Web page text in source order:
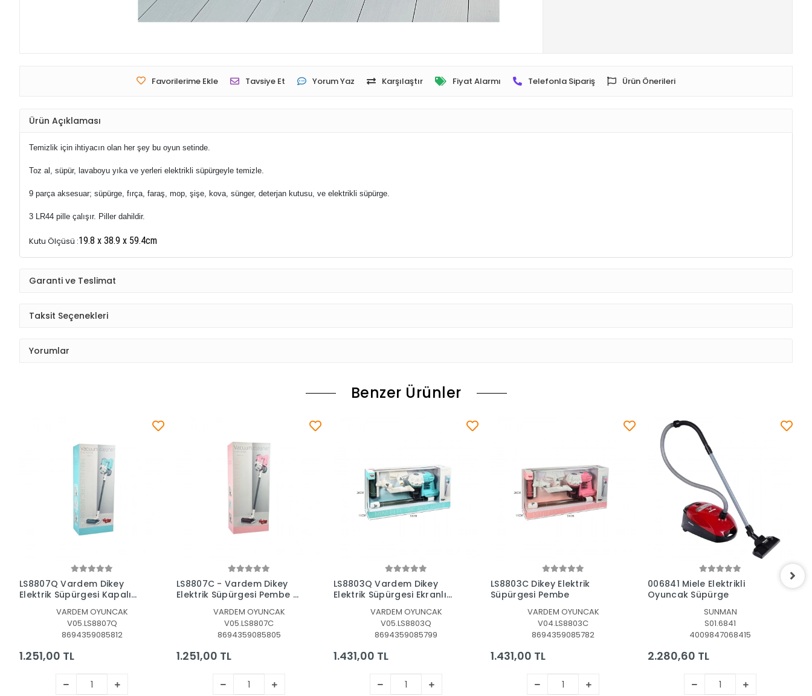
Favorilerime Ekle Tavsiye Et Yorum Yaz Karşılaştır Fiyat Alarmı Telefonla Sipariş Ürün Önerileri
Ürün Açıklaması
Temizlik için ihtiyacın olan her şey bu oyun setinde.
Toz al, süpür, lavaboyu yıka ve yerleri elektrikli süpürgeyle temizle.
9 parça aksesuar; süpürge, fırça, faraş, mop, şişe, kova, sünger, deterjan kutusu, ve elektrikli süpürge.
3 LR44 pille çalışır. Piller dahildir.
Kutu Ölçüsü :19.8 x 38.9 x 59.4cm
Garanti ve Teslimat
Taksit Seçenekleri
Yorumlar
Benzer Ürünler
Sepete Ekle
LS8807C - Vardem Dikey
Elektrik Süpürgesi Pembe 3
VARDEM OYUNCAK
V05.LS8807C
8694359085805
1.251,00 TL
Sepete Ekle
LS8803Q Vardem Dikey
Elektrik Süpürgesi Ekranlı
VARDEM OYUNCAK
V05.LS8803Q
8694359085799
1.431,00 TL
Sepete Ekle
LS8803C Dikey Elektrik
Süpürgesi Pembe
VARDEM OYUNCAK
V04.LS8803C
8694359085782
1.431,00 TL
Sepete Ekle
006841 Miele Elektrikli
Oyuncak Süpürge
SUNMAN
S01.6841
4009847068415
2.280,60 TL
Sepete Ekle
7600330319 Rowenta
Oyuncak Temizlik Arabası +
SİMBA
024.7600330319
3032163303190
4.692,33 TL